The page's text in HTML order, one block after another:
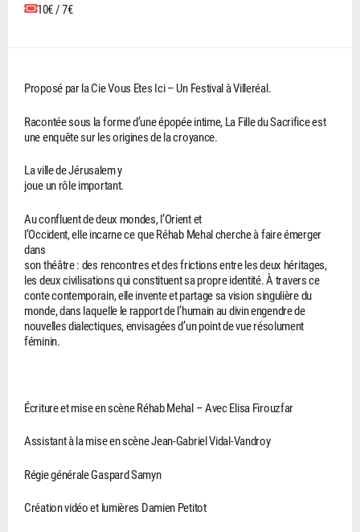
10€ / 7€
Proposé par la Cie Vous Etes Ici – Un Festival à Villeréal.
Racontée sous la forme d’une épopée intime, La Fille du Sacrifice est
une enquête sur les origines de la croyance.
La ville de Jérusalem y
joue un rôle important.
Au confluent de deux mondes, l’Orient et
l’Occident, elle incarne ce que Réhab Mehal cherche à faire émerger
dans
son théâtre : des rencontres et des frictions entre les deux héritages,
les deux civilisations qui constituent sa propre identité. À travers ce
conte contemporain, elle invente et partage sa vision singulière du
monde, dans laquelle le rapport de l’humain au divin engendre de
nouvelles dialectiques, envisagées d’un point de vue résolument
féminin.
Écriture et mise en scène Réhab Mehal – Avec Elisa Firouzfar
Assistant à la mise en scène Jean-Gabriel Vidal-Vandroy
Régie générale Gaspard Samyn
Création vidéo et lumières Damien Petitot